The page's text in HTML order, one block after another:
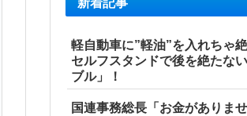
新着記事
軽自動車に”軽油”を入れちゃ
セルフスタンドで後を絶たな
ブル」！
国連事務総長「お金がありま